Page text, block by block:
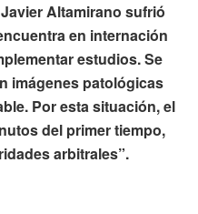
Altamirano sufrió
en internación
estudios. Se
imágenes patológicas
Por esta situación, el
del primer tiempo,
arbitrales”.